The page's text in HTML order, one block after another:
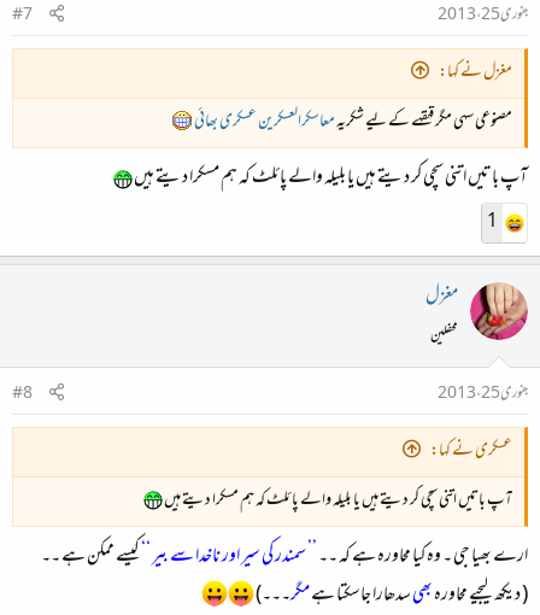
جنوری 25، 2013
#7
مغزل نے کہا:
مصنوعی سہی مگر قہقہے کے لیے شکریہمعاسکرالعسکرین عسکری بھائی
آپ باتیں اتنی سچی کر دیتے ہیں یا بلیلہ والے پائلٹ کہ ہم مسکرا دیتے ہیں
1
مغزل
محفلین
جنوری 25، 2013
#8
عسکری نے کہا:
آپ باتیں اتنی سچی کر دیتے ہیں یا بلیلہ والے پائلٹ کہ ہم مسکرا دیتے ہیں
ارے بھیا جی ۔ وہ کیا محاورہ ہے کہ ۔۔ ’’ سمندر کی سیر اور ناخدا سے بیر ‘‘ کیسے ممکن ہے ۔۔
( دیکھ لیجیے محاورہبھیسدھارا جاسکتا ہےمگر۔۔۔)